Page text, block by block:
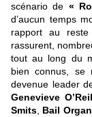
scénario de «
d’aucun temps
rapport au
rassurent,
tout au long du
bien connus, se
devenue leader
Genevieve
Smits Bail